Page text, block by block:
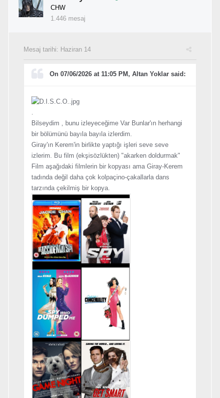
CHW
1.446 mesaj
Mesaj tarihi: Haziran 14
On 07/06/2026 at 11:05 PM, Altan Yoklar said:
.
Bilseydim , bunu izleyeceğime Var Bunlar'ın herhangi
bir bölümünü bayıla bayıla izlerdim.
Giray'ın Kerem'in birlikte yaptığı işleri seve seve
izlerim. Bu film (ekşisözlükten) "akarken doldurmak"
Film aşağıdaki filmlerin bir kopyası ama Giray-Kerem
tadında değil daha çok kolpaçino-çakallarla dans
tarzında çekilmiş bir kopya.